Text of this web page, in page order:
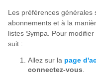
Les préférences générales
abonnements et à la
listes Sympa. Pour
suit :
Allez sur la page
connectez-vous.